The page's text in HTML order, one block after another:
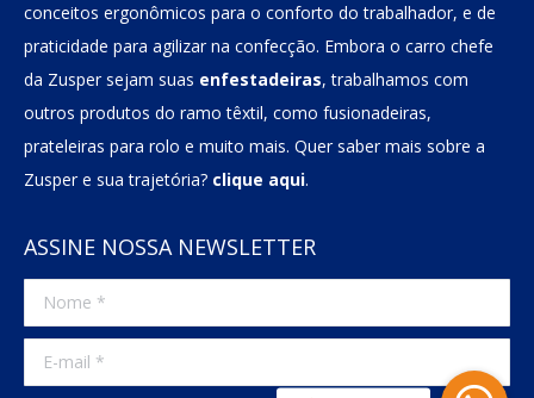
conceitos ergonômicos para o conforto do trabalhador, e de
praticidade para agilizar na confecção. Embora o carro chefe
da Zusper sejam suas enfestadeiras, trabalhamos com
outros produtos do ramo têxtil, como fusionadeiras,
prateleiras para rolo e muito mais. Quer saber mais sobre a
Zusper e sua trajetória? clique aqui.
ASSINE NOSSA NEWSLETTER
Nome *
E-mail *